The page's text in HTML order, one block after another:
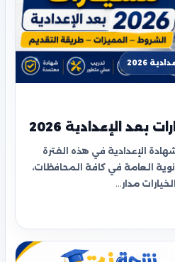
2026
الإعدادية 2026
الإعدادية في هذه الفترة
العامة في كافة المحافظات،
مدار…